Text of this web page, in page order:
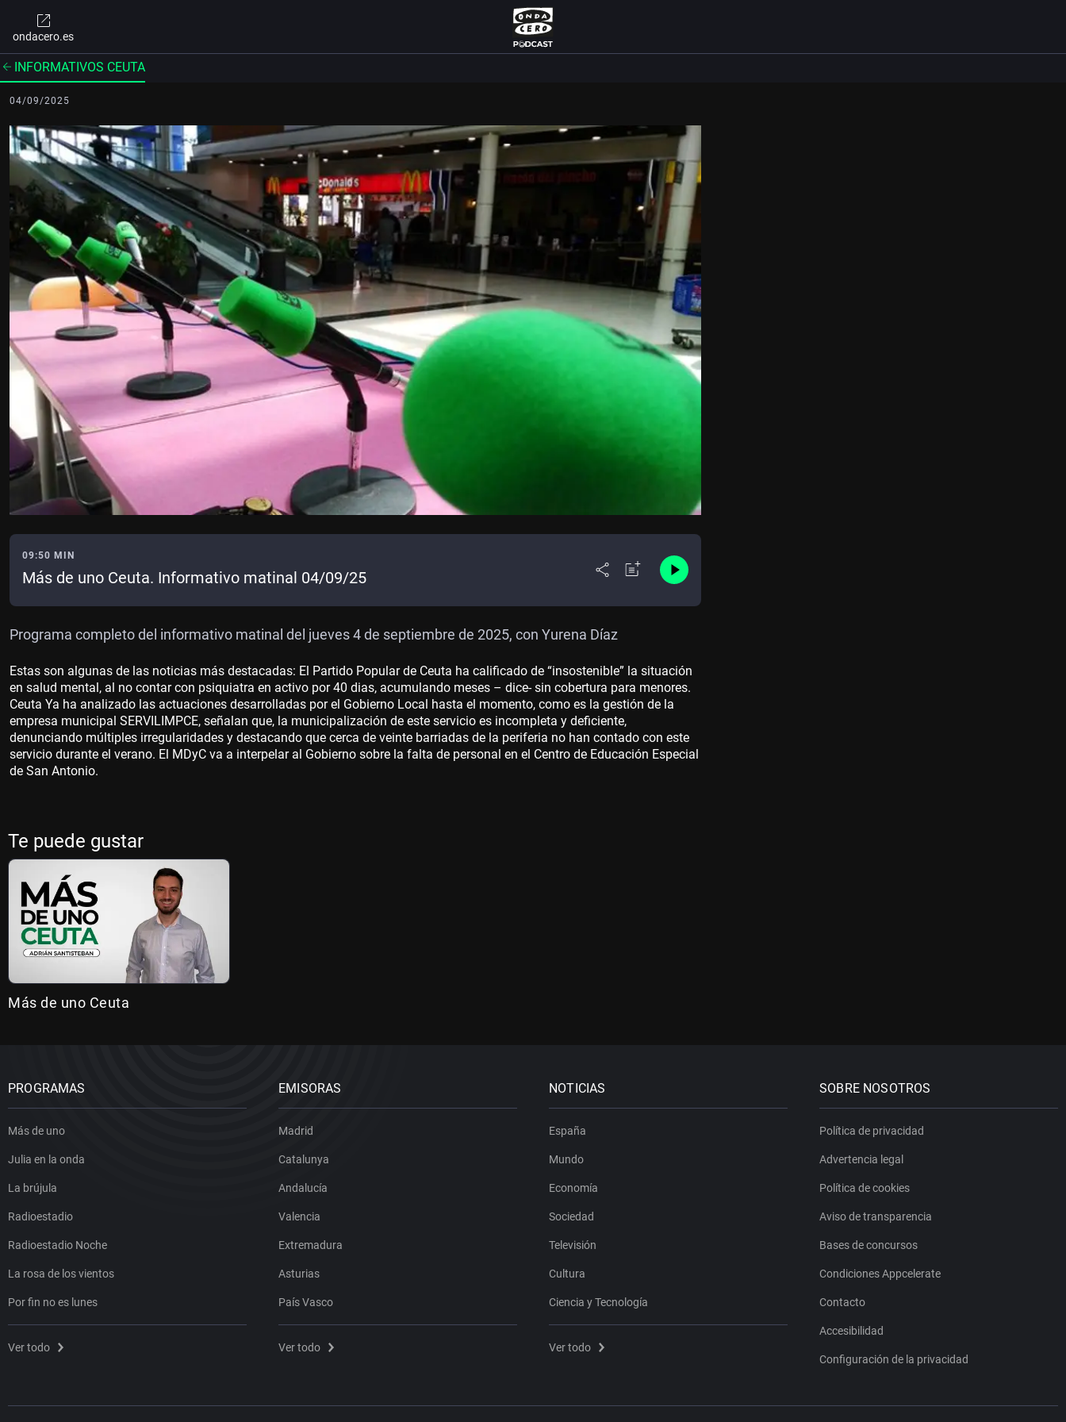
ondacero.es
INFORMATIVOS CEUTA
04/09/2025
09:50 MIN
Más de uno Ceuta. Informativo matinal 04/09/25
Programa completo del informativo matinal del jueves 4 de septiembre de 2025, con Yurena Díaz
Estas son algunas de las noticias más destacadas: El Partido Popular de Ceuta ha calificado de “insostenible” la situación
en salud mental, al no contar con psiquiatra en activo por 40 dias, acumulando meses – dice- sin cobertura para menores.
Ceuta Ya ha analizado las actuaciones desarrolladas por el Gobierno Local hasta el momento, como es la gestión de la
empresa municipal SERVILIMPCE, señalan que, la municipalización de este servicio es incompleta y deficiente,
denunciando múltiples irregularidades y destacando que cerca de veinte barriadas de la periferia no han contado con este
servicio durante el verano. El MDyC va a interpelar al Gobierno sobre la falta de personal en el Centro de Educación Especial
de San Antonio.
Te puede gustar
Más de uno Ceuta
PROGRAMAS
Más de uno
Julia en la onda
La brújula
Radioestadio
Radioestadio Noche
La rosa de los vientos
Por fin no es lunes
Ver todo
EMISORAS
Madrid
Catalunya
Andalucía
Valencia
Extremadura
Asturias
País Vasco
Ver todo
NOTICIAS
España
Mundo
Economía
Sociedad
Televisión
Cultura
Ciencia y Tecnología
Ver todo
SOBRE NOSOTROS
Política de privacidad
Advertencia legal
Política de cookies
Aviso de transparencia
Bases de concursos
Condiciones Appcelerate
Contacto
Accesibilidad
Configuración de la privacidad